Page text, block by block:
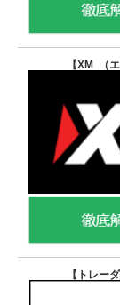
【XM （
【トレー